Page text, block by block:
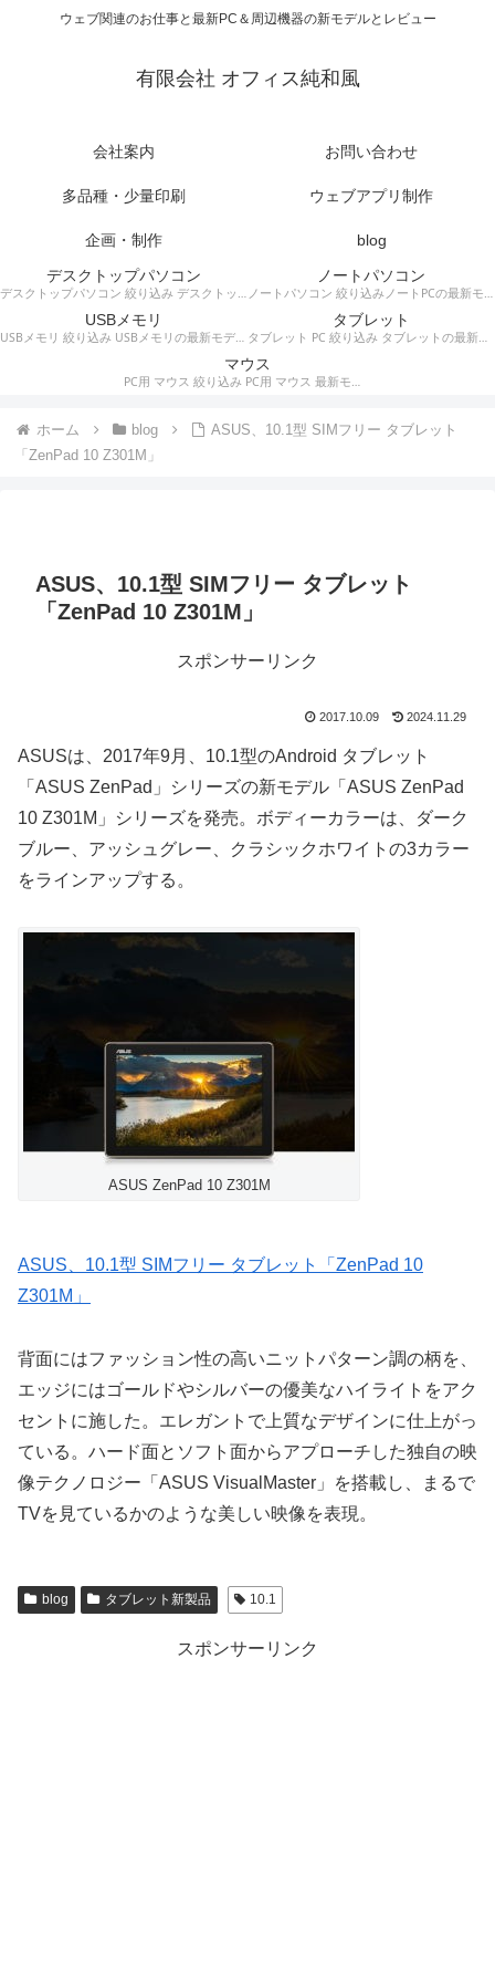
ウェブ関連のお仕事と最新PC＆周辺機器の新モデルとレビュー
有限会社 オフィス純和風
会社案内 お問い合わせ
多品種・少量印刷 ウェブアプリ制作
企画・制作
blog
デスクトップパソコン
デスクトップパソコン 絞り込み デスクトップPCの最新モデルやスペック・仕様に関する情報。
ノートパソコン
ノートパソコン 絞り込みノートPCの最新モデルやスペック・仕様に関する情報。
USBメモリ
USBメモリ 絞り込み USBメモリの最新モデルやスペック・仕様に関する情報。
タブレット
タブレット PC 絞り込み タブレットの最新モデルやスペック・仕様に関する情報。
マウス
PC用 マウス 絞り込み PC用 マウス 最新モデルやスペック・仕様に関する情報。ワイヤレスマウス、有線マウス、接続タイプなど。
ホーム blog
ASUS、10.1型 SIMフリー タブレット
「ZenPad 10 Z301M」
ASUS、10.1型 SIMフリー タブレット
「ZenPad 10 Z301M」
スポンサーリンク
2017.10.09 2024.11.29
ASUSは、2017年9月、10.1型のAndroid タブレット
「ASUS ZenPad」シリーズの新モデル「ASUS ZenPad
10 Z301M」シリーズを発売。ボディーカラーは、ダーク
ブルー、アッシュグレー、クラシックホワイトの3カラー
をラインアップする。
ASUS ZenPad 10 Z301M
ASUS、10.1型 SIMフリー タブレット「ZenPad 10
Z301M」
背面にはファッション性の高いニットパターン調の柄を、
エッジにはゴールドやシルバーの優美なハイライトをアク
セントに施した。エレガントで上質なデザインに仕上がっ
ている。ハード面とソフト面からアプローチした独自の映
像テクノロジー「ASUS VisualMaster」を搭載し、まるで
TVを見ているかのような美しい映像を表現。
blog タブレット新製品 10.1
スポンサーリンク